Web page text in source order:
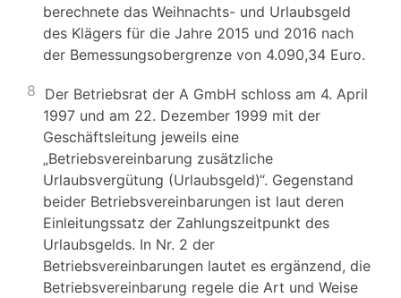
berechnete das Weihnachts- und Urlaubsgeld
des Klägers für die Jahre 2015 und 2016 nach
der Bemessungsobergrenze von 4.090,34 Euro.
8 Der Betriebsrat der A GmbH schloss am 4. April
1997 und am 22. Dezember 1999 mit der
Geschäftsleitung jeweils eine
„Betriebsvereinbarung zusätzliche
Urlaubsvergütung (Urlaubsgeld)“. Gegenstand
beider Betriebsvereinbarungen ist laut deren
Einleitungssatz der Zahlungszeitpunkt des
Urlaubsgelds. In Nr. 2 der
Betriebsvereinbarungen lautet es ergänzend, die
Betriebsvereinbarung regele die Art und Weise